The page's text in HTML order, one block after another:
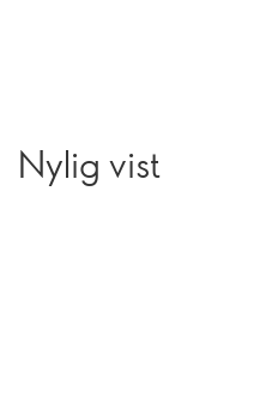
Nylig vist